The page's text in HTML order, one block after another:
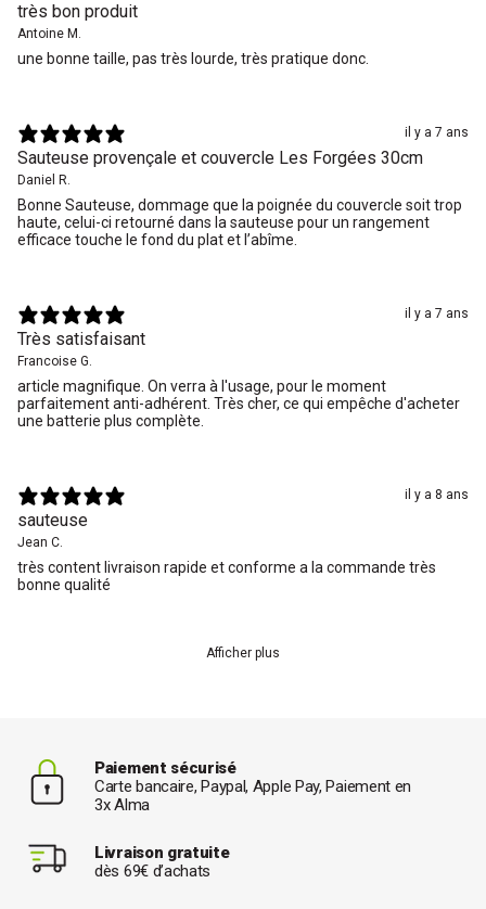
très bon produit
Antoine M.
une bonne taille, pas très lourde, très pratique donc.
il y a 7 ans
Sauteuse provençale et couvercle Les Forgées 30cm
Daniel R.
Bonne Sauteuse, dommage que la poignée du couvercle soit trop
haute, celui-ci retourné dans la sauteuse pour un rangement
efficace touche le fond du plat et l’abîme.
il y a 7 ans
Très satisfaisant
Francoise G.
article magnifique. On verra à l'usage, pour le moment
parfaitement anti-adhérent. Très cher, ce qui empêche d'acheter
une batterie plus complète.
il y a 8 ans
sauteuse
Jean C.
très content livraison rapide et conforme a la commande très
bonne qualité
Afficher plus
Paiement sécurisé
Carte bancaire, Paypal, Apple Pay, Paiement en
3x Alma
Livraison gratuite
dès 69€ d’achats